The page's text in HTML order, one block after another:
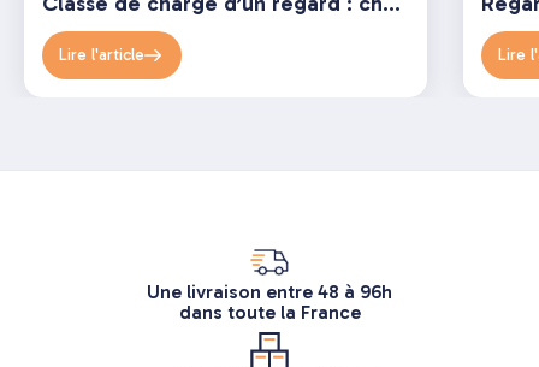
Lire l'article Lire
Une livraison entre 48 à 96h
dans toute la France